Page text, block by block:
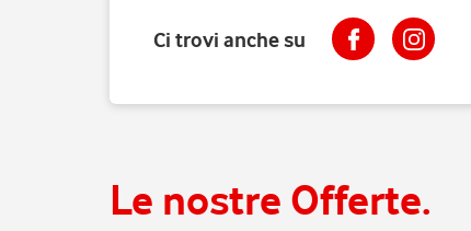
Ci trovi anche su
Le nostre Offerte.